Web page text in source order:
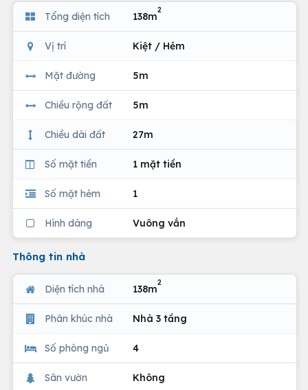
Tổng diện tích 138m
2
Vị trí Kiệt / Hẻm
Mặt đường 5m
Chiều rộng đất 5m
Chiều dài đất 27m
Số mặt tiền 1 mặt tiền
Số mặt hẻm 1
Hình dáng Vuông vắn
Thông tin nhà
Diện tích nhà 138m
2
Phân khúc nhà Nhà 3 tầng
Số phòng ngủ 4
Sân vườn Không